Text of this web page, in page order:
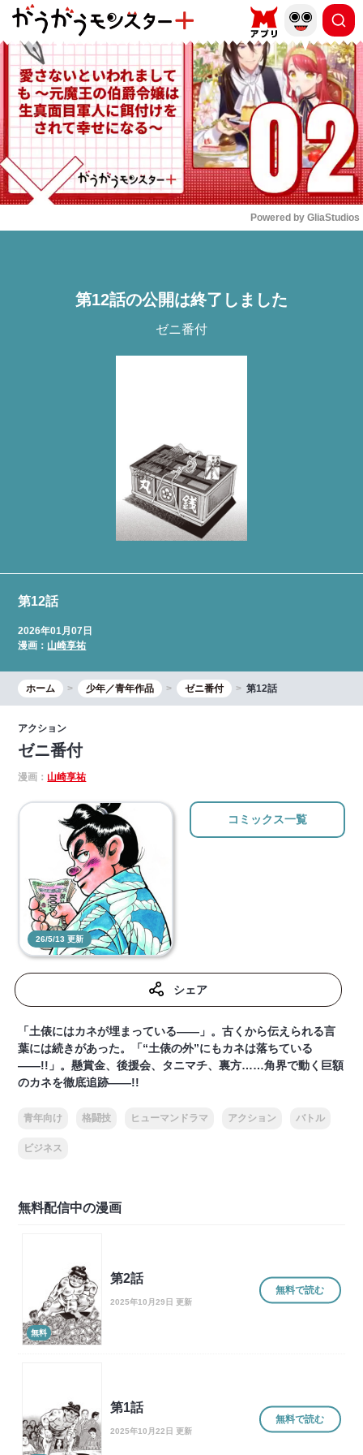
もっと読む
Powered by GliaStudios
第12話の公開は終了しました
ゼニ番付
第12話
2026年01月07日
漫画： 山崎享祐
ホーム 少年／青年作品 ゼニ番付 第12話
アクション
ゼニ番付
漫画： 山崎享祐
26/5/13 更新
コミックス一覧
シェア
「土俵にはカネが埋まっている――」。古くから伝えられる言
葉には続きがあった。「“土俵の外”にもカネは落ちている
――!!」。懸賞金、後援会、タニマチ、裏方……角界で動く巨額
のカネを徹底追跡――!!
青年向け 格闘技 ヒューマンドラマ アクション バトル
ビジネス
無料配信中の漫画
無料
第2話
2025年10月29日 更新
無料で読む
第1話
2025年10月22日 更新
無料で読む